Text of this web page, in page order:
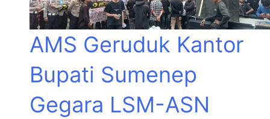
AMS Geruduk Kantor
Bupati Sumenep
Gegara LSM-ASN